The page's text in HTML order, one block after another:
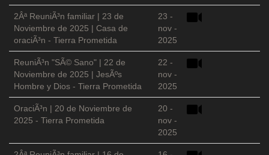
2Âª ReuniÃ³n familiar | 23 de
Noviembre de 2025 | Casa de
oraciÃ³n - Tierra Prometida
23 -
nov -
2025
ReuniÃ³n "SÃ© Sano" | 22 de
Noviembre de 2025 | JesÃºs
Hombre y Dios - Tierra Prometida
22 -
nov -
2025
OraciÃ³n | 20 de Noviembre de
2025 - Tierra Prometida
20 -
nov -
2025